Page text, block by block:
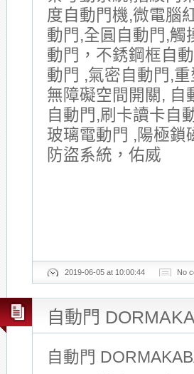
度自動門機,微電腦
動門,全圓自動門,觸
動門，不銹鋼框自
動門 ,氣密自動門,
無障礙空間開關, 自
自動門,刷卡讀卡自
玻璃電動門 ,陽極鎖
防盜系統，佑威
2019-06-05 at 10:00:44 No
自動門
自動門